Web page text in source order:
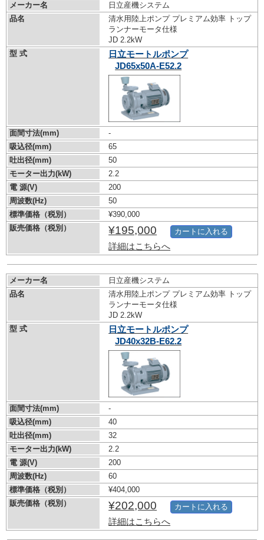
メーカー名
日立産機システム
品名
清水用陸上ポンプ プレミアム効率 トップ
ランナーモータ仕様
JD 2.2kW
型 式
日立モートルポンプ
JD65x50A-E52.2
面間寸法(mm)
-
吸込径(mm)
65
吐出径(mm)
50
モーター出力(kW)
2.2
電 源(V)
200
周波数(Hz)
50
標準価格（税別）
¥390,000
販売価格（税別）
¥195,000
詳細はこちらへ
カートに入れる
メーカー名
日立産機システム
品名
清水用陸上ポンプ プレミアム効率 トップ
ランナーモータ仕様
JD 2.2kW
型 式
日立モートルポンプ
JD40x32B-E62.2
面間寸法(mm)
-
吸込径(mm)
40
吐出径(mm)
32
モーター出力(kW)
2.2
電 源(V)
200
周波数(Hz)
60
標準価格（税別）
¥404,000
販売価格（税別）
¥202,000
詳細はこちらへ
カートに入れる